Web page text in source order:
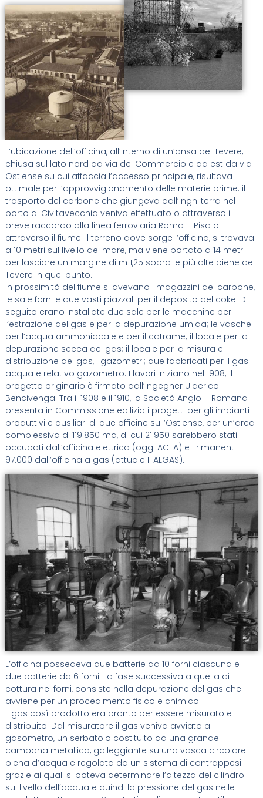
L’ubicazione dell’officina, all’interno di un’ansa del Tevere,
chiusa sul lato nord da via del Commercio e ad est da via
Ostiense su cui affaccia l’accesso principale, risultava
ottimale per l’approvvigionamento delle materie prime: il
trasporto del carbone che giungeva dall’Inghilterra nel
porto di Civitavecchia veniva effettuato o attraverso il
breve raccordo alla linea ferroviaria Roma – Pisa o
attraverso il fiume. Il terreno dove sorge l’officina, si trovava
a 10 metri sul livello del mare, ma viene portato a 14 metri
per lasciare un margine di m 1,25 sopra le più alte piene del
Tevere in quel punto.
In prossimità del fiume si avevano i magazzini del carbone,
le sale forni e due vasti piazzali per il deposito del coke. Di
seguito erano installate due sale per le macchine per
l’estrazione del gas e per la depurazione umida; le vasche
per l’acqua ammoniacale e per il catrame; il locale per la
depurazione secca del gas; il locale per la misura e
distribuzione del gas, i gazometri; due fabbricati per il gas-
acqua e relativo gazometro. I lavori iniziano nel 1908; il
progetto originario è firmato dall’ingegner Ulderico
Bencivenga. Tra il 1908 e il 1910, la Società Anglo – Romana
presenta in Commissione edilizia i progetti per gli impianti
produttivi e ausiliari di due officine sull’Ostiense, per un’area
complessiva di 119.850 mq, di cui 21.950 sarebbero stati
occupati dall’officina elettrica (oggi ACEA) e i rimanenti
97.000 dall’officina a gas (attuale ITALGAS).
L’officina possedeva due batterie da 10 forni ciascuna e
due batterie da 6 forni. La fase successiva a quella di
cottura nei forni, consiste nella depurazione del gas che
avviene per un procedimento fisico e chimico.
Il gas così prodotto era pronto per essere misurato e
distribuito. Dal misuratore il gas veniva avviato al
gasometro, un serbatoio costituito da una grande
campana metallica, galleggiante su una vasca circolare
piena d’acqua e regolata da un sistema di contrappesi
grazie ai quali si poteva determinare l’altezza del cilindro
sul livello dell’acqua e quindi la pressione del gas nelle